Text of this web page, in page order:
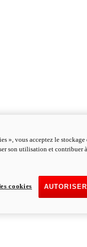
», vous acceptez le
son utilisation et contribuer
cookies